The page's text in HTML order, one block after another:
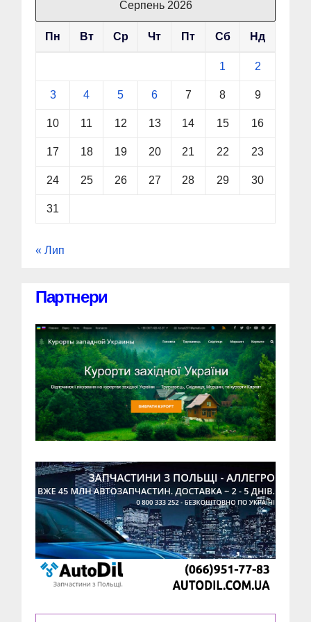
Серпень 2026
Пн Вт Ср Чт Пт Сб Нд
1 2
3 4 5 6 7 8 9
10 11 12 13 14 15 16
17 18 19 20 21 22 23
24 25 26 27 28 29 30
31
« Лип
Партнери